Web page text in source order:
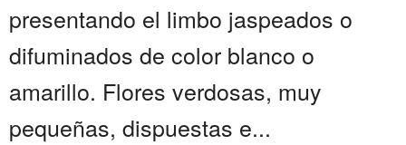
presentando el limbo jaspeados o
difuminados de color blanco o
amarillo. Flores verdosas, muy
pequeñas, dispuestas e...